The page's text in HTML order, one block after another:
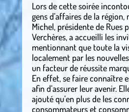
Lors de cette soirée
gens d’affaires de la région,
Michel, présidente de Rues
Verchères, a accueilli les
mentionnant que toute la
localement par les
un facteur de réussite
En effet, se faire connaître
afin d’assurer leur avenir.
ajouté qu’en plus de les
consommateurs et